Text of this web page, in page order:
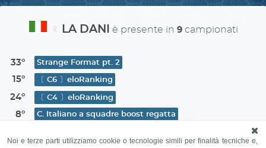
Noi e terze parti utilizziamo cookie o tecnologie simili per finalità tecniche e,
♀ LA DANI è presente in 9campionati
33º Strange Format pt. 2
15º 〔 C6 〕eloRanking
24º 〔 C4 〕eloRanking
8º C. Italiano a squadre boost regatta